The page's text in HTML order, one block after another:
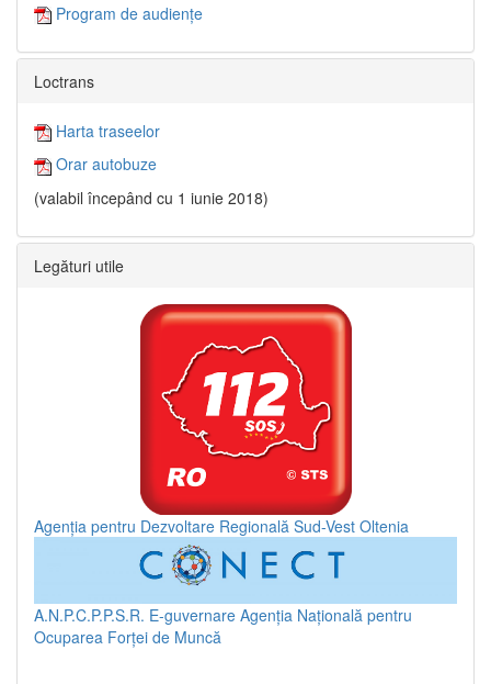
Program de audiențe
Loctrans
Harta traseelor
Orar autobuze
(valabil începând cu 1 iunie 2018)
Legături utile
Agenția pentru Dezvoltare Regională Sud-Vest Oltenia
A.N.P.C.P.P.S.R. E-guvernare Agenția Națională pentru
Ocuparea Forței de Muncă